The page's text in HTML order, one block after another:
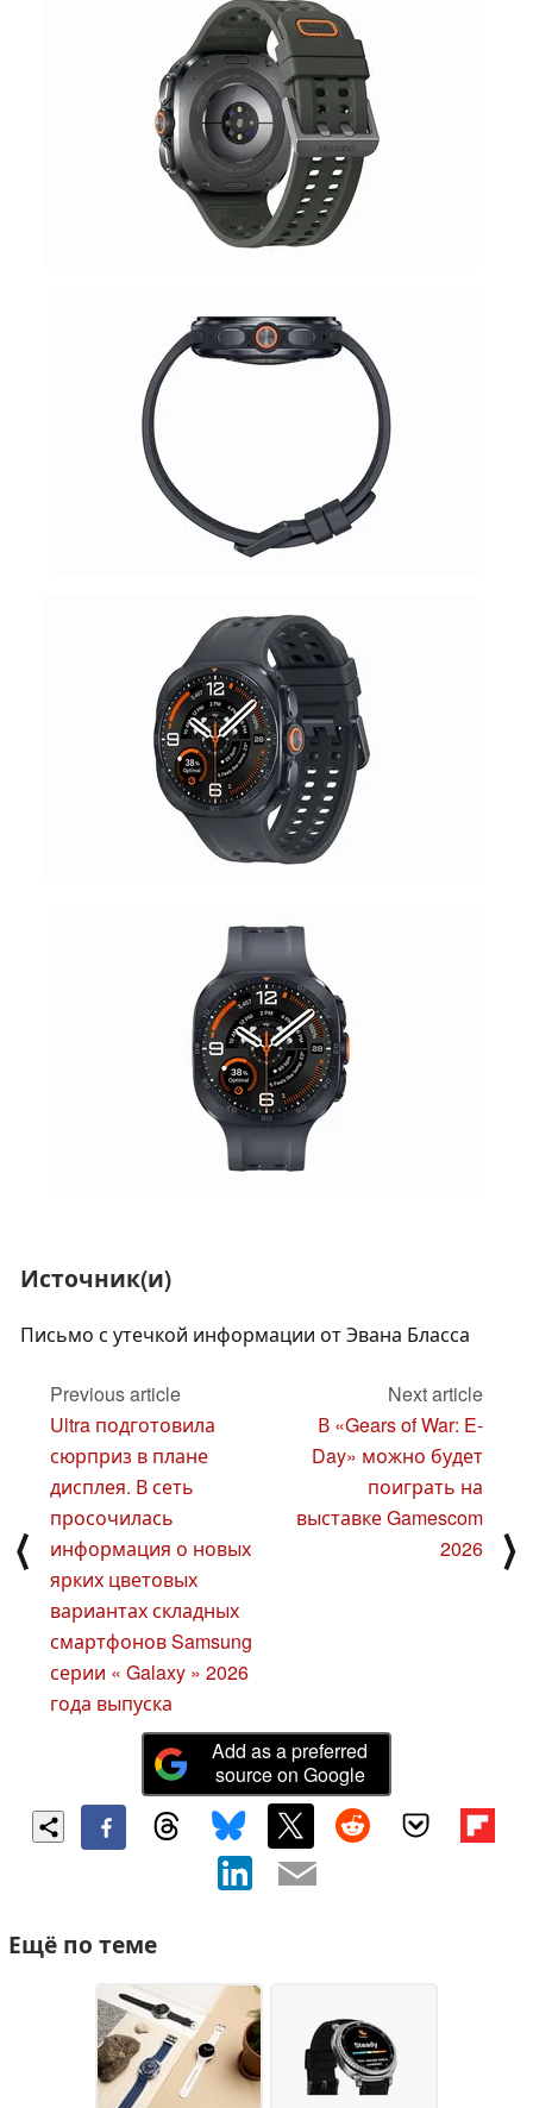
Источник(и)
Письмо с утечкой информации от Эвана Бласса
⟨
Previous article
Ultra подготовила
сюрприз в плане
дисплея. В сеть
просочилась
информация о новых
ярких цветовых
вариантах складных
смартфонов Samsung
серии « Galaxy » 2026
года выпуска
Next article
В «Gears of War: E-
Day» можно будет
поиграть на
выставке Gamescom
2026
⟩
Add as a preferred
source on Google
Ещё по теме